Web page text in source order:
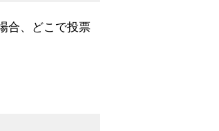
合、どこで投票